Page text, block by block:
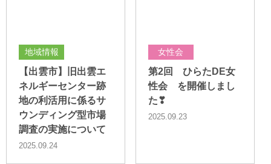
地域情報
【出雲市】旧出雲エ
ネルギーセンター跡
地の利活用に係るサ
ウンディング型市場
調査の実施について
2025.09.24
女性会
第2回 ひらたDE女
性会 を開催しまし
た❣
2025.09.23